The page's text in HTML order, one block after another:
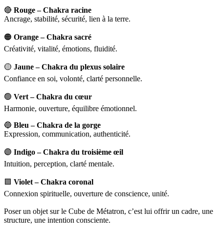
🔴 Rouge – Chakra racine
Ancrage, stabilité, sécurité, lien à la terre.
🟠 Orange – Chakra sacré
Créativité, vitalité, émotions, fluidité.
🟡 Jaune – Chakra du plexus solaire
Confiance en soi, volonté, clarté personnelle.
🟢 Vert – Chakra du cœur
Harmonie, ouverture, équilibre émotionnel.
🔵 Bleu – Chakra de la gorge
Expression, communication, authenticité.
🟣 Indigo – Chakra du troisième œil
Intuition, perception, clarté mentale.
🟪 Violet – Chakra coronal
Connexion spirituelle, ouverture de conscience, unité.
Poser un objet sur le Cube de Métatron, c’est lui offrir un cadre, une
structure, une intention consciente.